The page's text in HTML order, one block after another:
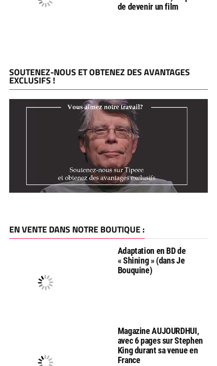
de devenir un film
SOUTENEZ-NOUS ET OBTENEZ DES AVANTAGES
EXCLUSIFS !
EN VENTE DANS NOTRE BOUTIQUE :
Adaptation en BD de
« Shining » (dans Je
Bouquine)
Magazine AUJOURDHUI,
avec 6 pages sur Stephen
King durant sa venue en
France